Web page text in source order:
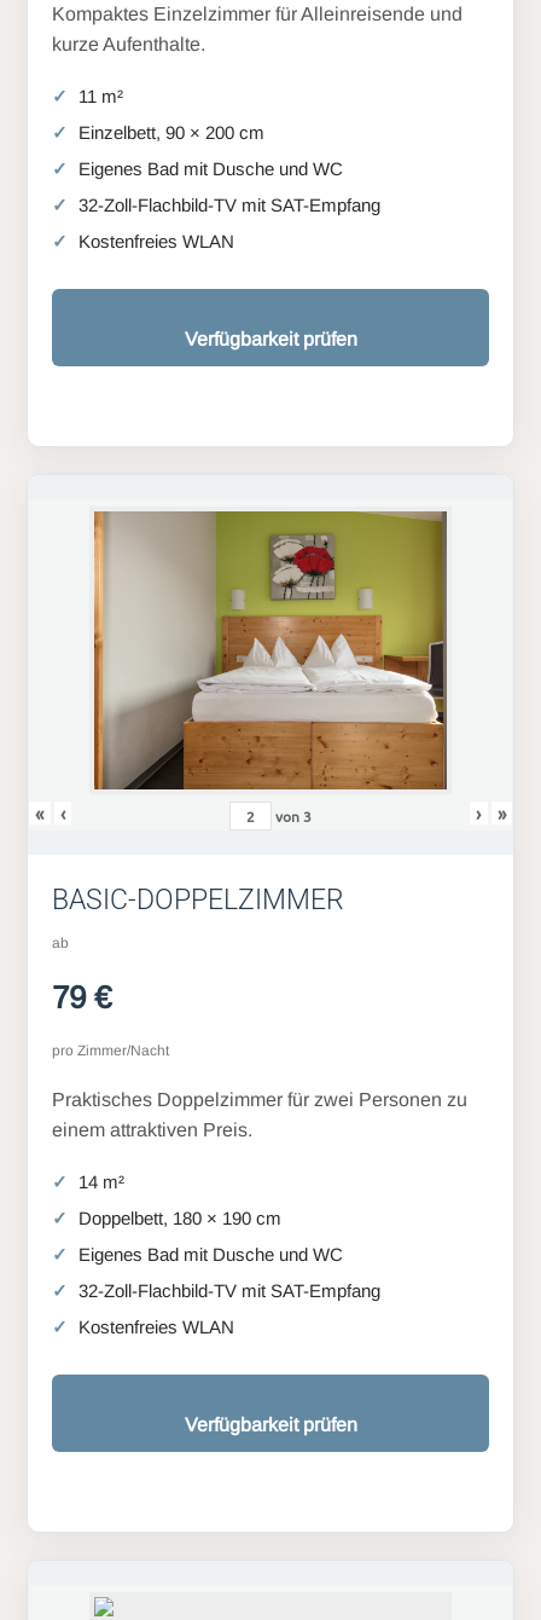
Kompaktes Einzelzimmer für Alleinreisende und
kurze Aufenthalte.
11 m²
Einzelbett, 90 × 200 cm
Eigenes Bad mit Dusche und WC
32-Zoll-Flachbild-TV mit SAT-Empfang
Kostenfreies WLAN
Verfügbarkeit prüfen
« ‹ von3 › »
BASIC-DOPPELZIMMER
ab
79 €
pro Zimmer/Nacht
Praktisches Doppelzimmer für zwei Personen zu
einem attraktiven Preis.
14 m²
Doppelbett, 180 × 190 cm
Eigenes Bad mit Dusche und WC
32-Zoll-Flachbild-TV mit SAT-Empfang
Kostenfreies WLAN
Verfügbarkeit prüfen